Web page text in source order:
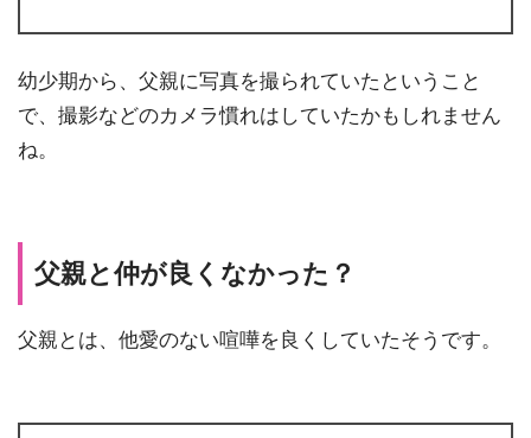
幼少期から、父親に写真を撮られていたということ
で、撮影などのカメラ慣れはしていたかもしれません
ね。
父親と仲が良くなかった？
父親とは、他愛のない喧嘩を良くしていたそうです。